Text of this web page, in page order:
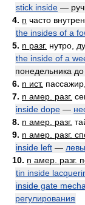
stick inside —
4. n часто
the insides of a
5. n разг. нутро,
the inside of a
понедельника
6. n ист.
7. n амер. разг.
inside dope —
8. n амер. разг.
9. n амер. разг.
inside left —
10. n амер. разг.
tin inside
inside gate
регулирования